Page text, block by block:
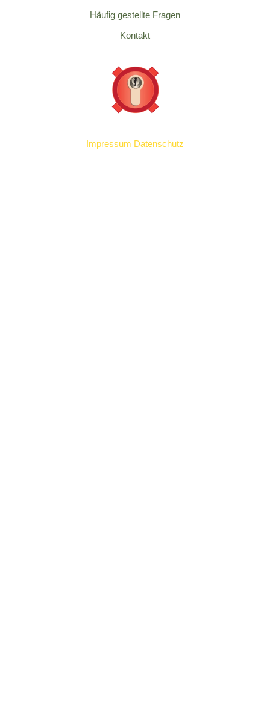
Häufig gestellte Fragen
Kontakt
Impressum Datenschutz